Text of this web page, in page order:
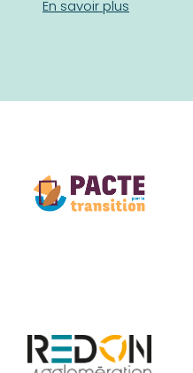
En savoir plus